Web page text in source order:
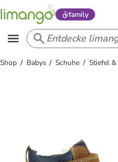
family
Shop Babys Schuhe Stiefel